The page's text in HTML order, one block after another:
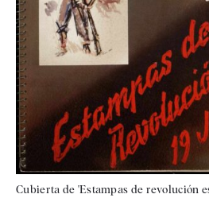
Cubierta de 'Estampas de revolución